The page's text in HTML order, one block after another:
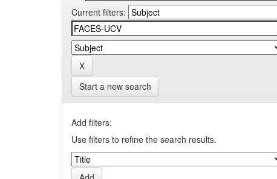
Current filters:
Start a new search
Add filters:
Use filters to refine the search results.